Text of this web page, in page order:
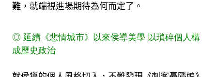
難，就端視進場期待為何而定了。
◎ 延續《悲情城市》以來侯導美學 以瑣碎個人構
成歷史政治